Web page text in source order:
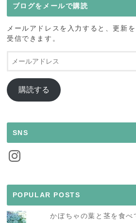
ブログをメールで購読
メールアドレスを入力すると、更新
受信できます。
ー
ア
ド
購読する
SNS
Instagram
POPULAR POSTS
かぼちゃの葉と茎を食べ